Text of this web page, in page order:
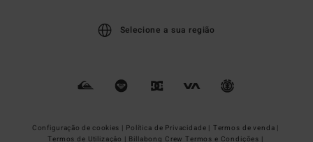
Selecione a sua região
Configuração de cookies | Política de Privacidade | Termos de venda |
Termos de Utilizaçâo | Billabong Crew Termos e Condições |